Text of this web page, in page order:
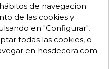
de navegacion.
de las cookies y
en "Configurar",
todas las cookies, o
en hosdecora.com